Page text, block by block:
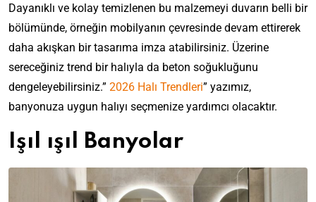
Dayanıklı ve kolay temizlenen bu malzemeyi duvarın belli bir
bölümünde, örneğin mobilyanın çevresinde devam ettirerek
daha akışkan bir tasarıma imza atabilirsiniz. Üzerine
sereceğiniz trend bir halıyla da beton soğukluğunu
dengeleyebilirsiniz.” 2026 Halı Trendleri” yazımız,
banyonuza uygun halıyı seçmenize yardımcı olacaktır.
Işıl ışıl Banyolar